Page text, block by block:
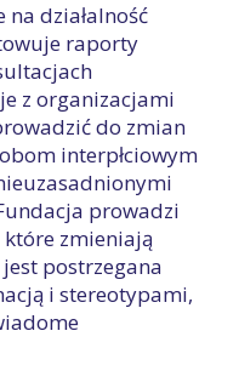
na działalność
raporty
z organizacjami
do zmian
interpłciowym
prowadzi
które zmieniają
postrzegana
i stereotypami,